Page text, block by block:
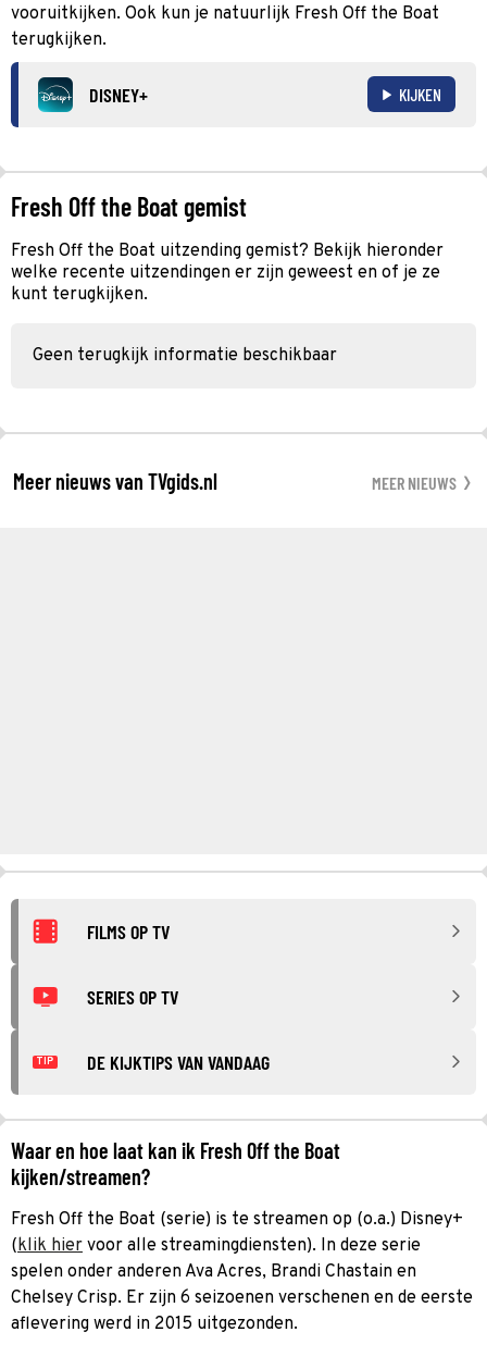
vooruitkijken. Ook kun je natuurlijk Fresh Off the Boat
terugkijken.
DISNEY+ KIJKEN
Fresh Off the Boat gemist
Fresh Off the Boat uitzending gemist? Bekijk hieronder
welke recente uitzendingen er zijn geweest en of je ze
kunt terugkijken.
Geen terugkijk informatie beschikbaar
Meer nieuws van TVgids.nl MEER NIEUWS
FILMS OP TV
SERIES OP TV
TIP DE KIJKTIPS VAN VANDAAG
Waar en hoe laat kan ik Fresh Off the Boat
kijken/streamen?
Fresh Off the Boat (serie) is te streamen op (o.a.) Disney+
(klik hier voor alle streamingdiensten). In deze serie
spelen onder anderen Ava Acres, Brandi Chastain en
Chelsey Crisp. Er zijn 6 seizoenen verschenen en de eerste
aflevering werd in 2015 uitgezonden.